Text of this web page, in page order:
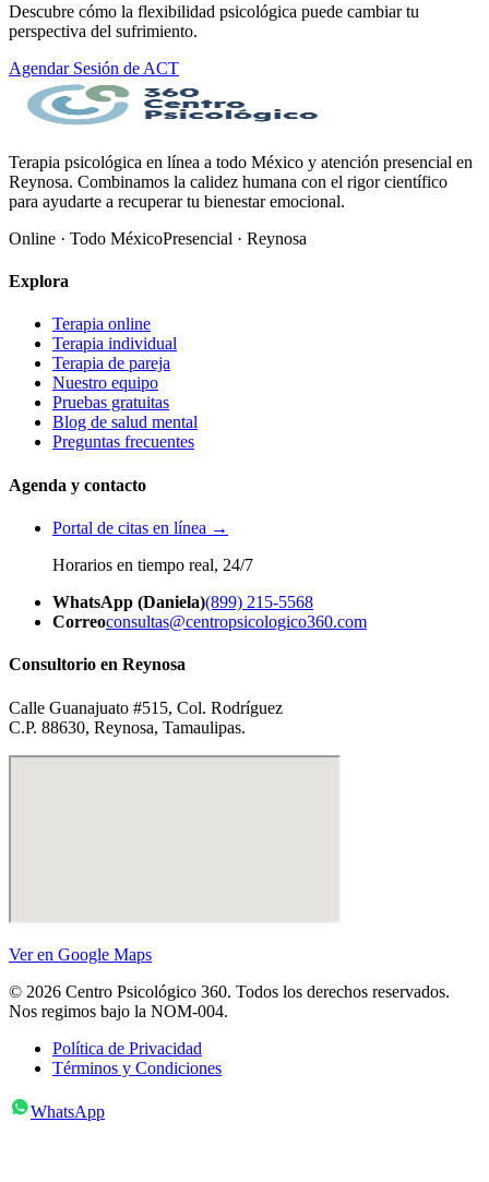
Descubre cómo la flexibilidad psicológica puede cambiar tu
perspectiva del sufrimiento.
Agendar Sesión de ACT
Terapia psicológica en línea a todo México y atención presencial en
Reynosa. Combinamos la calidez humana con el rigor científico
para ayudarte a recuperar tu bienestar emocional.
Online · Todo MéxicoPresencial · Reynosa
Explora
Terapia online
Terapia individual
Terapia de pareja
Nuestro equipo
Pruebas gratuitas
Blog de salud mental
Preguntas frecuentes
Agenda y contacto
Portal de citas en línea →
Horarios en tiempo real, 24/7
WhatsApp (Daniela)(899) 215-5568
Correoconsultas@centropsicologico360.com
Consultorio en Reynosa
Calle Guanajuato #515, Col. Rodríguez
C.P. 88630, Reynosa, Tamaulipas.
Ver en Google Maps
© 2026 Centro Psicológico 360. Todos los derechos reservados.
Nos regimos bajo la NOM-004.
Política de Privacidad
Términos y Condiciones
WhatsApp